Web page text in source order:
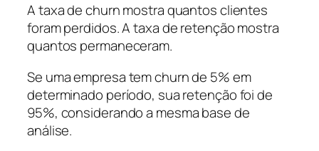
A taxa de churn mostra quantos clientes
foram perdidos. A taxa de retenção mostra
quantos permaneceram.
Se uma empresa tem churn de 5% em
determinado período, sua retenção foi de
95%, considerando a mesma base de
análise.